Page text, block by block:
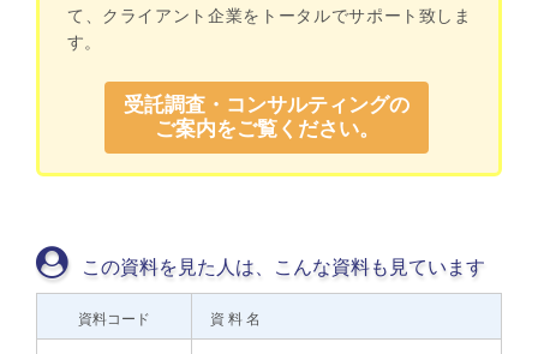
て、クライアント企業をトータルでサポート致しま
す。
受託調査・コンサルティングの
ご案内をご覧ください。
この資料を見た人は、こんな資料も見ています
資料コード 資 料 名